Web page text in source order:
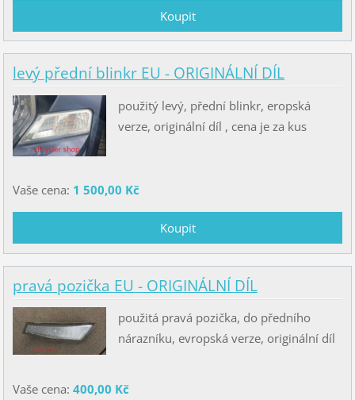
levý přední blinkr EU - ORIGINÁLNÍ DÍL
použitý levý, přední blinkr, eropská
verze, originální díl , cena je za kus
Vaše cena: 1 500,00 Kč
pravá pozička EU - ORIGINÁLNÍ DÍL
použitá pravá pozička, do předního
nárazníku, evropská verze, originální díl
Vaše cena: 400,00 Kč